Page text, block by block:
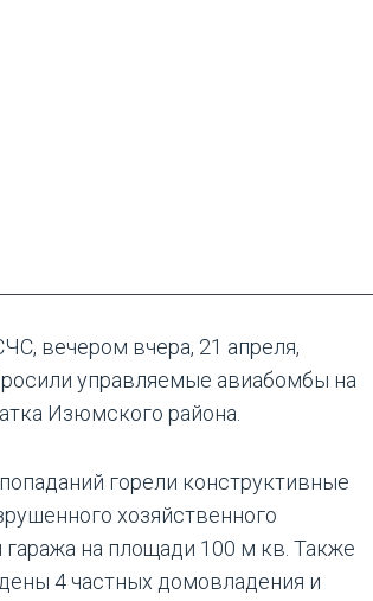
вечером вчера, 21 апреля,
управляемые авиабомбы на
Изюмского района.
горели конструктивные
хозяйственного
гаража на площади 100 м кв. Также
4 частных домовладения и